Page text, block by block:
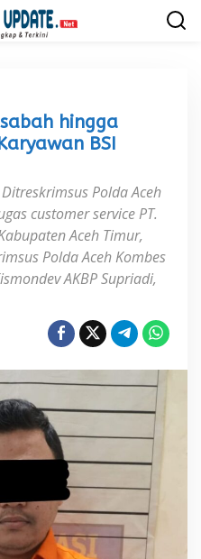
hingga
BSI
Polda Aceh
customer service PT.
Aceh Timur,
Polda Aceh Kombes
AKBP Supriadi,